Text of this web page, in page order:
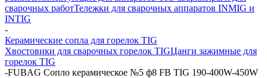
сварочных работТележки для сварочных аппаратов INMIG и
INTIG
-
Керамические сопла для горелок TIG
Хвостовики для сварочных горелок TIGЦанги зажимные для
горелок TIG
-FUBAG Сопло керамическое №5 ф8 FB TIG 190-400W-450W